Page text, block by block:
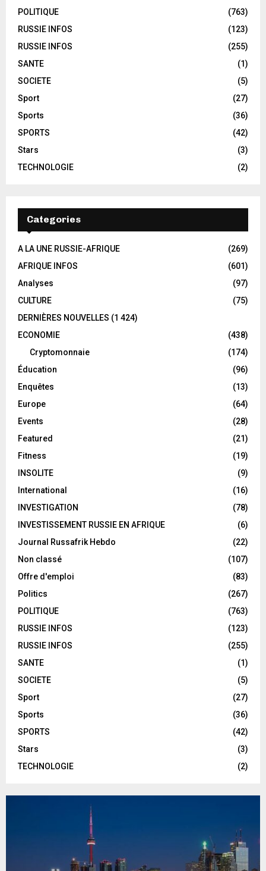
POLITIQUE
(763)
RUSSIE INFOS
(123)
RUSSIE INFOS
(255)
SANTE
(1)
SOCIETE
(5)
Sport
(27)
Sports
(36)
SPORTS
(42)
Stars
(3)
TECHNOLOGIE
(2)
Categories
A LA UNE RUSSIE-AFRIQUE
(269)
AFRIQUE INFOS
(601)
Analyses
(97)
CULTURE
(75)
DERNIÈRES NOUVELLES (1 424)
ECONOMIE
(438)
Cryptomonnaie
(174)
Éducation
(96)
Enquêtes
(13)
Europe
(64)
Events
(28)
Featured
(21)
Fitness
(19)
INSOLITE
(9)
International
(16)
INVESTIGATION
(78)
INVESTISSEMENT RUSSIE EN AFRIQUE
(6)
Journal Russafrik Hebdo
(22)
Non classé
(107)
Offre d'emploi
(83)
Politics
(267)
POLITIQUE
(763)
RUSSIE INFOS
(123)
RUSSIE INFOS
(255)
SANTE
(1)
SOCIETE
(5)
Sport
(27)
Sports
(36)
SPORTS
(42)
Stars
(3)
TECHNOLOGIE
(2)